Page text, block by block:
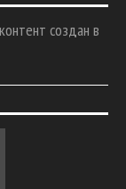
создан в